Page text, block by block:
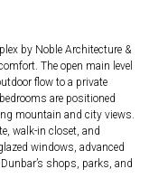
by Noble Architecture &
The open main level
flow to a private
are positioned
mountain and city views.
walk-in closet, and
windows, advanced
shops, parks, and